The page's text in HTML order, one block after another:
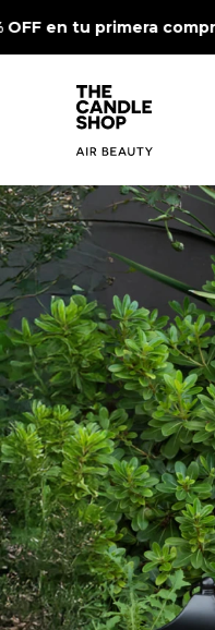
tu primera compra